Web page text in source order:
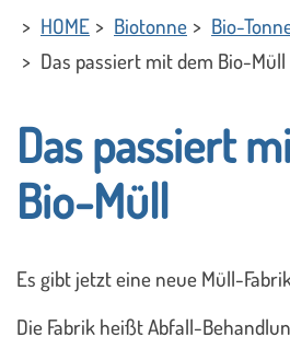
HOME Biotonne
Bio-
Das passiert mit dem Bio-Müll
Das passiert
Bio-Müll
Es gibt jetzt eine neue Müll-
Die Fabrik heißt Abfall-